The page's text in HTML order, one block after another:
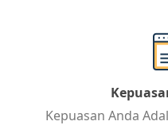
Kepuasan Anda